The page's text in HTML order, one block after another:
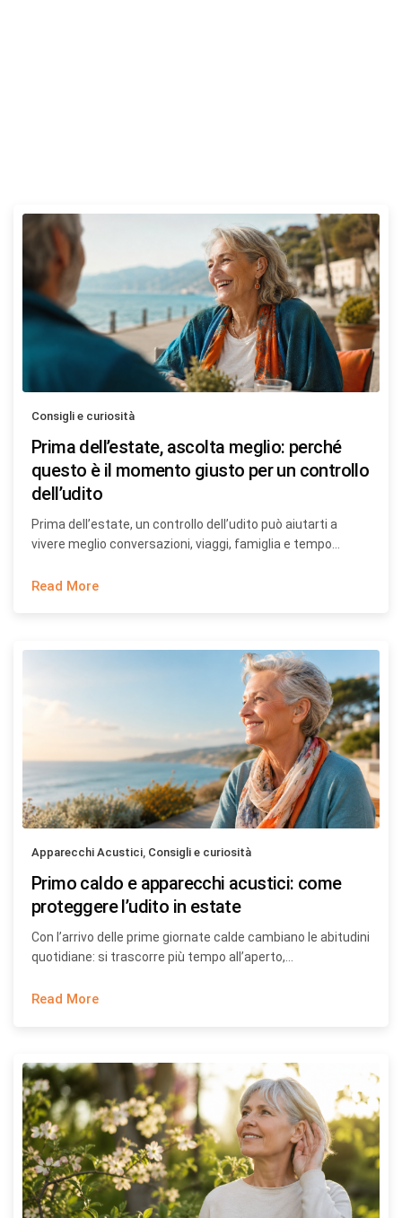
Consigli e curiosità
Prima dell’estate, ascolta meglio: perché
questo è il momento giusto per un controllo
dell’udito
Prima dell’estate, un controllo dell’udito può aiutarti a
vivere meglio conversazioni, viaggi, famiglia e tempo…
Read More
Apparecchi Acustici, Consigli e curiosità
Primo caldo e apparecchi acustici: come
proteggere l’udito in estate
Con l’arrivo delle prime giornate calde cambiano le abitudini
quotidiane: si trascorre più tempo all’aperto,…
Read More